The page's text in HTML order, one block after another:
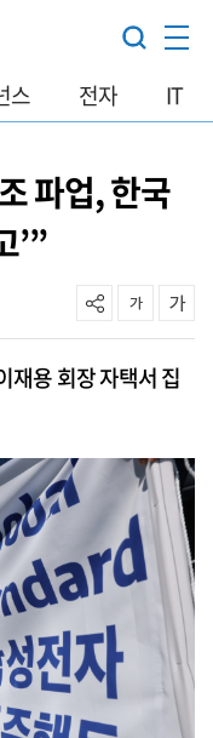
스 전자 IT
파업, 한국
’”
재용 회장 자택서 집